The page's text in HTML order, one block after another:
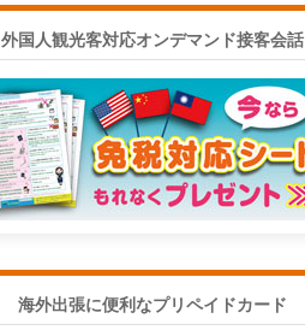
外国人観光客対応オンデマンド接客会話
海外出張に便利なプリペイドカード